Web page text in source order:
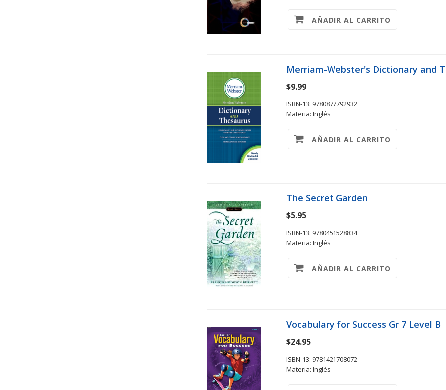
AÑADIR AL CARRITO
Merriam-Webster's Dictionary and
$9.99
ISBN-13: 9780877792932
Materia: Inglés
AÑADIR AL CARRITO
The Secret Garden
$5.95
ISBN-13: 9780451528834
Materia: Inglés
AÑADIR AL CARRITO
Vocabulary for Success Gr 7 Level B
$24.95
ISBN-13: 9781421708072
Materia: Inglés